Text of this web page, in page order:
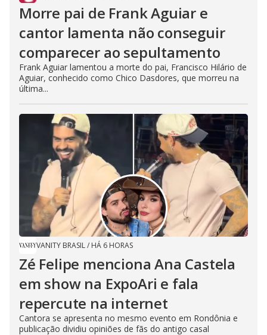
Morre pai de Frank Aguiar e
cantor lamenta não conseguir
comparecer ao sepultamento
Frank Aguiar lamentou a morte do pai, Francisco Hilário de
Aguiar, conhecido como Chico Dasdores, que morreu na
última...
VANITY BRASIL/ HÁ 6 HORAS
Zé Felipe menciona Ana Castela
em show na ExpoAri e fala
repercute na internet
Cantora se apresenta no mesmo evento em Rondônia e
publicação dividiu opiniões de fãs do antigo casal